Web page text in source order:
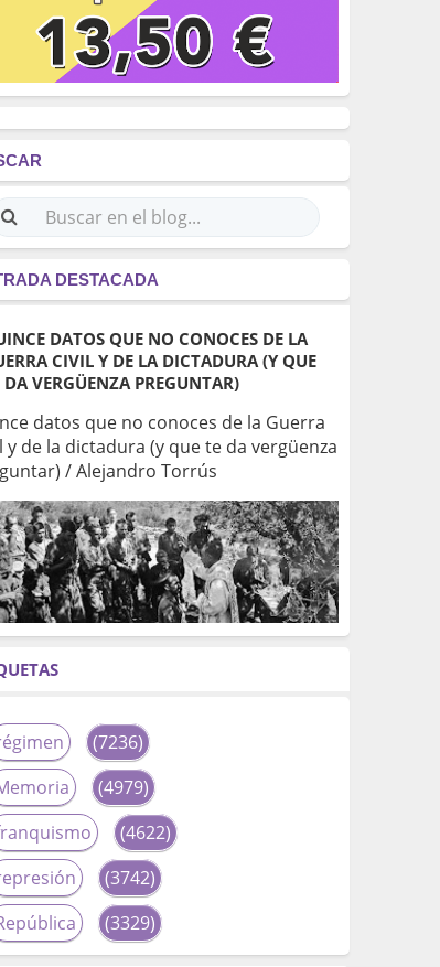
DESTACADA
DATOS QUE NO CONOCES DE LA
CIVIL Y DE LA DICTADURA (Y QUE
DA VERGÜENZA PREGUNTAR)
datos que no conoces de la Guerra
y de la dictadura (y que te da vergüenza
/ Alejandro Torrús
(7236)
(4979)
(4622)
(3742)
(3329)